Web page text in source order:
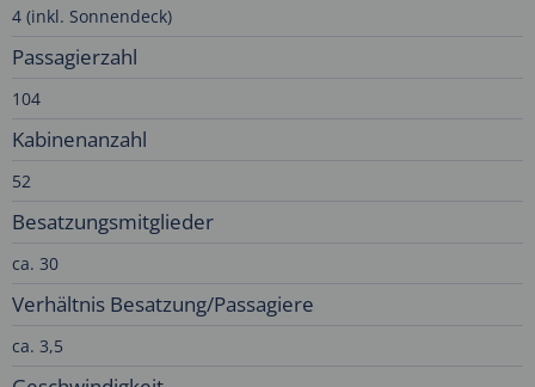
4 (inkl. Sonnendeck)
Passagierzahl
104
Kabinenanzahl
52
Besatzungsmitglieder
ca. 30
Verhältnis Besatzung/Passagiere
ca. 3,5